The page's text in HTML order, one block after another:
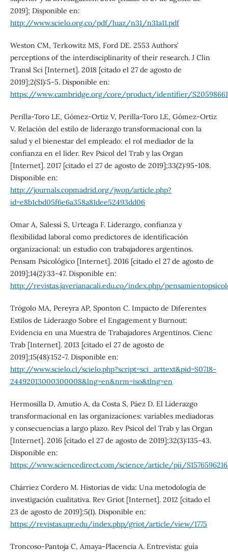
2019]; Disponible en:
http://www.scielo.org.co/pdf/luaz/n31/n31a11.pdf
Weston CM, Terkowitz MS, Ford DE. 2553 Authors’
perceptions of the interdisciplinarity of their research. J Clin
Transl Sci [Internet]. 2018 [citado el 27 de agosto de
2019];2(S1):5-5. Disponible en:
https://www.cambridge.org/core/product/identifier/
Perilla-Toro LE, Gómez-Ortiz V, Perilla-Toro LE, Gómez-Ortiz
V. Relación del estilo de liderazgo transformacional con la
salud y el bienestar del empleado: el rol mediador de la
confianza en el líder. Rev Psicol del Trab y las Organ
[Internet]. 2017 [citado el 27 de agosto de 2019];33(2):95-108.
Disponible en:
http://journals.copmadrid.org/jwop/article.php?
id=e8b1cbd05f6e6a358a81dee52493dd06
Omar A, Salessi S, Urteaga F. Liderazgo, confianza y
flexibilidad laboral como predictores de identificación
organizacional: un estudio con trabajadores argentinos.
Pensam Psicológico [Internet]. 2016 [citado el 27 de agosto de
2019];14(2):33-47. Disponible en:
http://revistas.javerianacali.edu.co/index.php/
Trógolo MA, Pereyra AP, Sponton C. Impacto de Diferentes
Estilos de Liderazgo Sobre el Engagement y Burnout:
Evidencia en una Muestra de Trabajadores Argentinos. Cienc
Trab [Internet]. 2013 [citado el 27 de agosto de
2019];15(48):152-7. Disponible en:
http://www.scielo.cl/scielo.php?script=sci_arttext&pid=S0718-
24492013000300008&lng=en&nrm=iso&tlng=en
Hermosilla D, Amutio A, da Costa S, Páez D. El Liderazgo
transformacional en las organizaciones: variables mediadoras
y consecuencias a largo plazo. Rev Psicol del Trab y las Organ
[Internet]. 2016 [citado el 27 de agosto de 2019];32(3):135-43.
Disponible en:
https://www.sciencedirect.com/science/article/pii/
Chárriez Cordero M. Historias de vida: Una metodología de
investigación cualitativa. Rev Griot [Internet]. 2012 [citado el
23 de agosto de 2019];5(1). Disponible en:
https://revistas.upr.edu/index.php/griot/article/view/1775
Troncoso-Pantoja C, Amaya-Placencia A. Entrevista: guía